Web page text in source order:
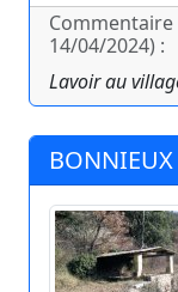
Commentaire
14/04/2024) :
Lavoir au